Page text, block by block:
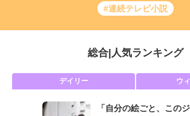
#連続テレビ小説
総合 人気ランキング
デイリー ウ
「自分の絵ごと、この